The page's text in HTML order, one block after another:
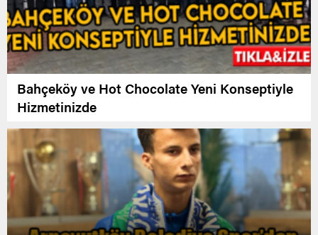
Bahçeköy ve Hot Chocolate Yeni Konseptiyle
Hizmetinizde